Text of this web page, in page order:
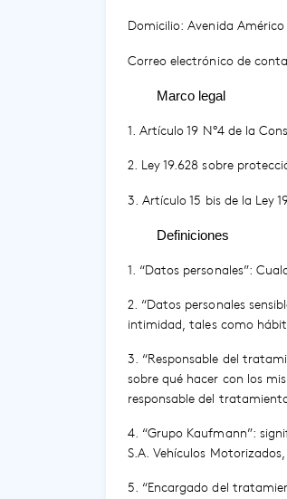
Domicilio: Avenida
Correo electrónico de
Marco legal
1. Artículo 19 N°4 de la
2. Ley 19.628 sobre
3. Artículo 15 bis de la Ley
Definiciones
1. “Datos personales”:
2. “Datos personales
intimidad, tales como
3. “Responsable del
sobre qué hacer con los
responsable del
4. “Grupo Kaufmann”:
S.A. Vehículos
5. “Encargado del